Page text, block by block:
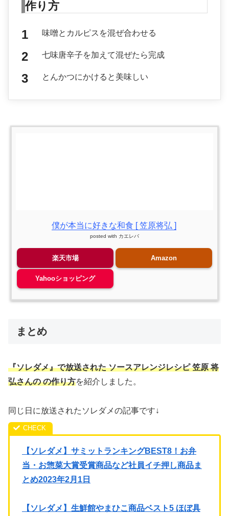
作り方
味噌とカルピスを混ぜ合わせる
七味唐辛子を加えて混ぜたら完成
とんかつにかけると美味しい
僕が本当に好きな和食 [ 笠原将弘 ]
posted with カエレバ
楽天市場 Amazon
Yahooショッピング
まとめ
『ソレダメ』で放送された ソースアレンジレシピ 笠原 将
弘さんの の作り方を紹介しました。
同じ日に放送されたソレダメの記事です↓
【ソレダメ】サミットランキングBEST8！お弁
当・お惣菜大賞受賞商品など社員イチ押し商品ま
とめ2023年2月1日
【ソレダメ】生鮮館やまひこ商品ベスト5 ほぼ具